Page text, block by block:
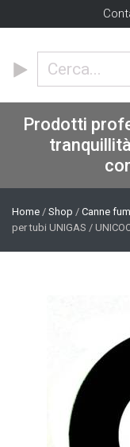
Prodotti
Home / Shop / Canne
per tubi UNIGAS /